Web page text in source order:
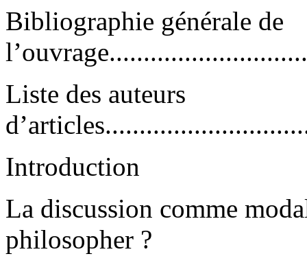
Bibliographie générale de
Liste des auteurs
Introduction
La discussion comme
philosopher ?